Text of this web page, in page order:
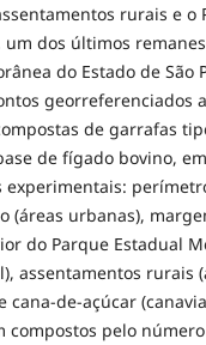
rurais e o
um dos últimos
do Estado de São
georreferenciados
de garrafas
de fígado bovino,
experimentais:
(áreas urbanas),
do Parque Estadual
assentamentos rurais
cana-de-açúcar
compostos pelo